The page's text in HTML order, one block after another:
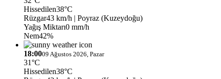
Hissedilen38°C
Rüzgar43 km/h | Poyraz (Kuzeydoğu)
Yağış Miktarı0 mm/h
Nem42%
18:0009 Ağustos 2026, Pazar
31°C
Hissedilen38°C